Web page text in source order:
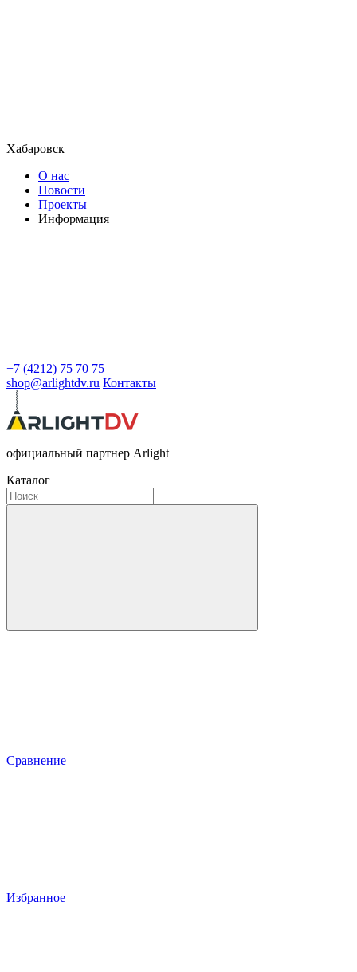
Хабаровск
О нас
Новости
Проекты
Информация
+7 (4212) 75 70 75
shop@arlightdv.ru Контакты
официальный партнер Arlight
Каталог
Сравнение
Избранное